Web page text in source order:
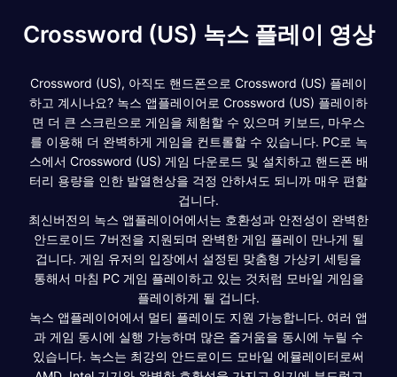
Crossword (US) 녹스 플레이 영상
Crossword (US), 아직도 핸드폰으로 Crossword (US) 플레이
하고 계시나요? 녹스 앱플레이어로 Crossword (US) 플레이하
면 더 큰 스크린으로 게임을 체험할 수 있으며 키보드, 마우스
를 이용해 더 완벽하게 게임을 컨트롤할 수 있습니다. PC로 녹
스에서 Crossword (US) 게임 다운로드 및 설치하고 핸드폰 배
터리 용량을 인한 발열현상을 걱정 안하셔도 되니까 매우 편할
겁니다.
최신버전의 녹스 앱플레이어에서는 호환성과 안전성이 완벽한
안드로이드 7버전을 지원되며 완벽한 게임 플레이 만나게 될
겁니다. 게임 유저의 입장에서 설정된 맞춤형 가상키 세팅을
통해서 마침 PC 게임 플레이하고 있는 것처럼 모바일 게임을
플레이하게 될 겁니다.
녹스 앱플레이어에서 멀티 플레이도 지원 가능합니다. 여러 앱
과 게임 동시에 실행 가능하며 많은 즐거움을 동시에 누릴 수
있습니다. 녹스는 최강의 안드로이드 모바일 에뮬레이터로써